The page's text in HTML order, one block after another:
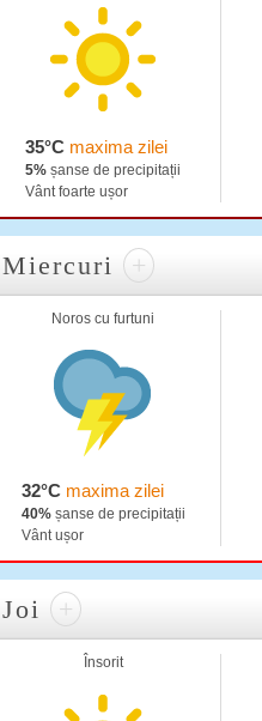
35°C maxima zilei
5% șanse de precipitații
Vânt foarte ușor
Miercuri +
Noros cu furtuni
32°Cmaxima zilei
40%șanse de precipitații
Vânt ușor
Joi +
Însorit